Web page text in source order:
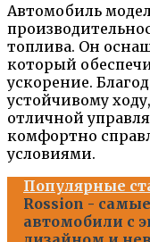
Автомобиль
топлива. Он
который
ускорение.
устойчивому
отличной
комфортно
условиями.
Популярные
Rossion -
автомобили с